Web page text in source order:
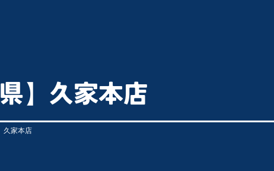
】久家本店
久家本店